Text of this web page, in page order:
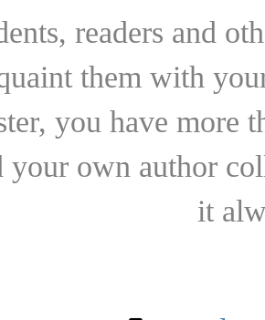
readers and
them with
you have more
your own author
it